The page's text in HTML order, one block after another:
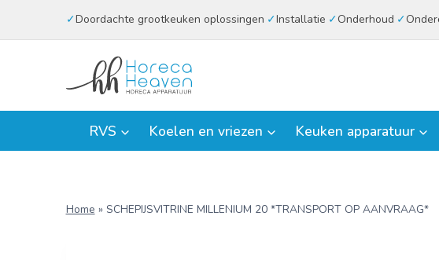
Doordachte grootkeuken oplossingen Installatie Onderhoud
RVS Koelen en vriezen Keuken apparatuur
Home » SCHEPIJSVITRINE MILLENIUM 20 *TRANSPORT OP AANVRAAG*